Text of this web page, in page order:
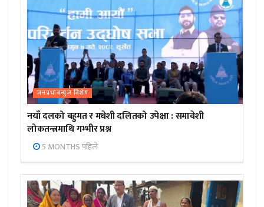
जनप्रभाबन्युज विशेष
नयाँ दलको बहुमत र मधेशी दलितको उपेक्षा : समावेशी
लोकतन्त्रमाथि गम्भीर प्रश्न
5 MONTHS पहिले